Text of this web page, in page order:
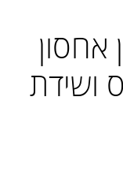
ארון אחסון
ושידת